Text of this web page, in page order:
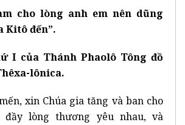
cho lòng anh em nên dũng
Kitô đến”.
I của Thánh Phaolô Tông đồ
lônica.
xin Chúa gia tăng và ban cho
lòng thương yêu nhau, và